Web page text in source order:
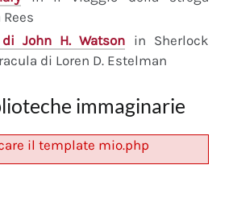
di John H. Watson in Sherlock
di Loren D. Estelman
immaginarie
il template mio.php